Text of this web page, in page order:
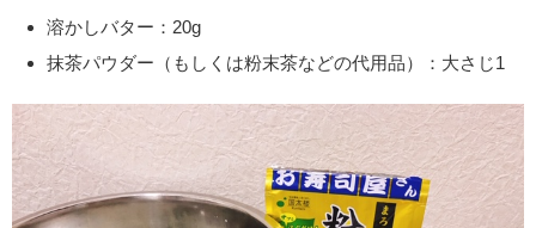
溶かしバター：20g
抹茶パウダー（もしくは粉末茶などの代用品）：大さじ1